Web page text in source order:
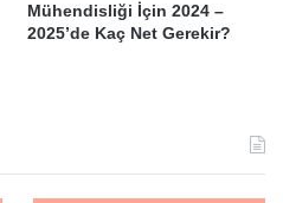
Mühendisliği İçin 2024 –
2025’de Kaç Net Gerekir?